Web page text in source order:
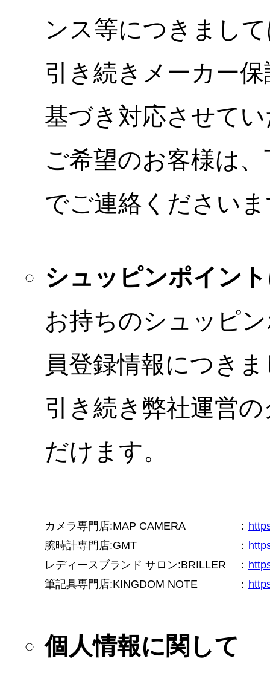
ンス等につきまし
引き続きメーカー
基づき対応させて
ご希望のお客様は
でご連絡ください
シュッピンポイン
お持ちのシュッピ
員登録情報につき
引き続き弊社運営
だけます。
カメラ専門店:MAP CAMERA ：
腕時計専門店:GMT
：
レディースブランド サロン:BRILLER
：
筆記具専門店:KINGDOM NOTE
：
個人情報に関して